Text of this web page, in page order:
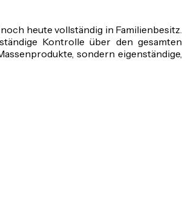
heute vollständig in Familienbesitz.
Kontrolle über den gesamten
sondern eigenständige,